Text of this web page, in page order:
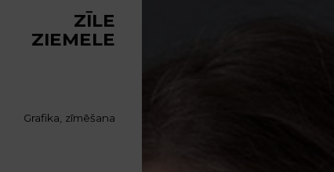
ZĪLE
ZIEMELE
Grafika, zīmēšana